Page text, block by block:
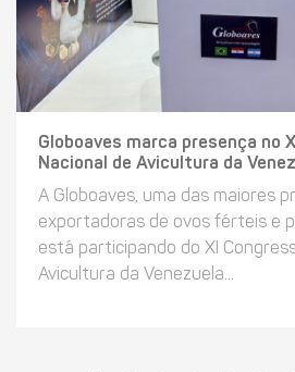
Globoaves marca presença no
Nacional de Avicultura da
A Globoaves, uma das maiores
exportadoras de ovos férteis e
está participando do XI
Avicultura da Venezuela...